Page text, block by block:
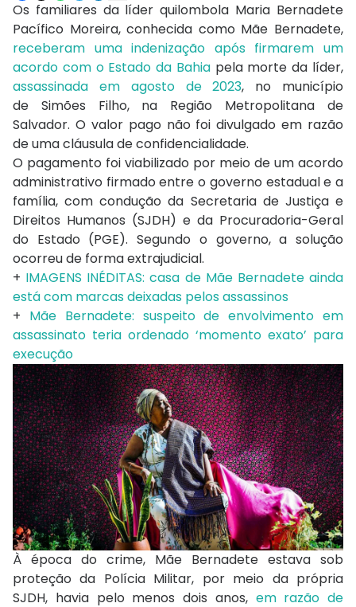
Os familiares da líder quilombola Maria Bernadete
Pacífico Moreira, conhecida como Mãe Bernadete,
receberam uma indenização após firmarem um
acordo com o Estado da Bahiapela morte da líder,
assassinada em agosto de 2023, no município
de Simões Filho, na Região Metropolitana de
Salvador. O valor pago não foi divulgado em razão
de uma cláusula de confidencialidade.
O pagamento foi viabilizado por meio de um acordo
administrativo firmado entre o governo estadual e a
família, com condução da Secretaria de Justiça e
Direitos Humanos (SJDH) e da Procuradoria-Geral
do Estado (PGE). Segundo o governo, a solução
ocorreu de forma extrajudicial.
+ IMAGENS INÉDITAS: casa de Mãe Bernadete ainda
está com marcas deixadas pelos assassinos
+ Mãe Bernadete: suspeito de envolvimento em
assassinato teria ordenado ‘momento exato’ para
execução
À época do crime, Mãe Bernadete estava sob
proteção da Polícia Militar, por meio da própria
SJDH, havia pelo menos dois anos, em razão de